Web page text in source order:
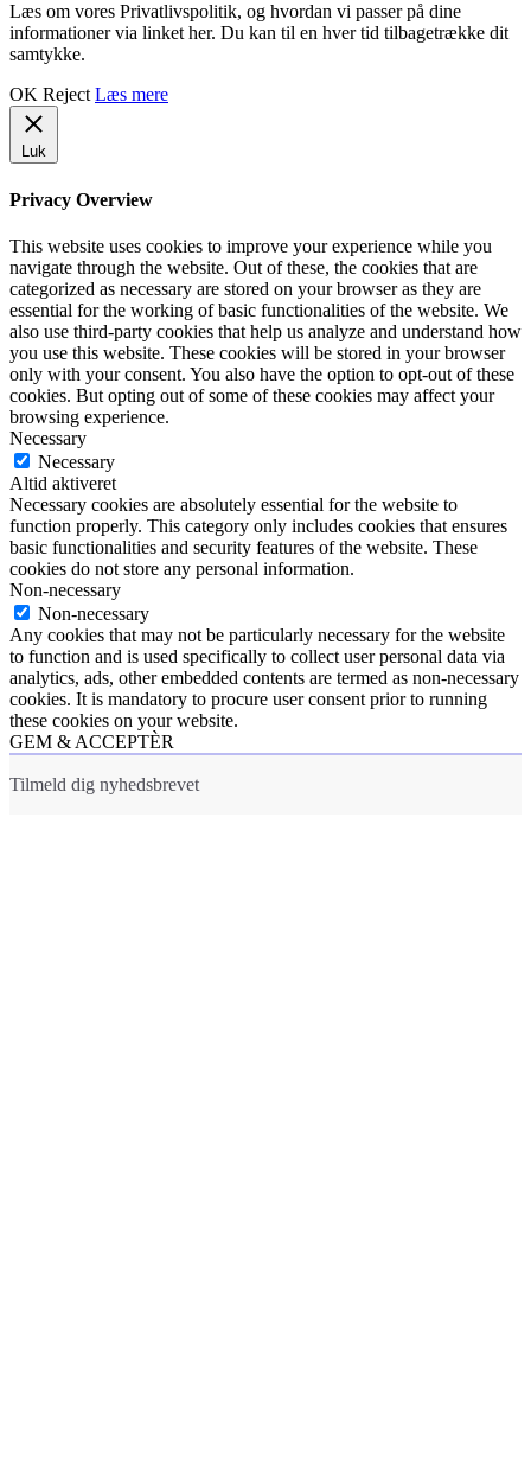
Læs om vores Privatlivspolitik, og hvordan vi passer på dine
informationer via linket her. Du kan til en hver tid tilbagetrække dit
samtykke.
OK Reject Læs mere
Luk
Privacy Overview
This website uses cookies to improve your experience while you
navigate through the website. Out of these, the cookies that are
categorized as necessary are stored on your browser as they are
essential for the working of basic functionalities of the website. We
also use third-party cookies that help us analyze and understand how
you use this website. These cookies will be stored in your browser
only with your consent. You also have the option to opt-out of these
cookies. But opting out of some of these cookies may affect your
browsing experience.
Necessary
Necessary
Altid aktiveret
Necessary cookies are absolutely essential for the website to
function properly. This category only includes cookies that ensures
basic functionalities and security features of the website. These
cookies do not store any personal information.
Non-necessary
Non-necessary
Any cookies that may not be particularly necessary for the website
to function and is used specifically to collect user personal data via
analytics, ads, other embedded contents are termed as non-necessary
cookies. It is mandatory to procure user consent prior to running
these cookies on your website.
GEM & ACCEPTÈR
Tilmeld dig nyhedsbrevet